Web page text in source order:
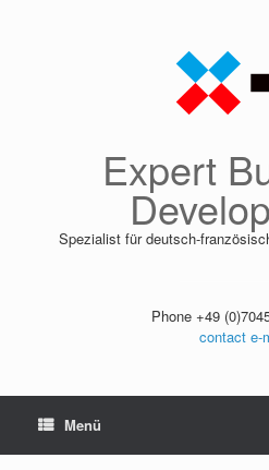
Expert
Spezialist für deutsch-
Phone +49
contact e-
Menü